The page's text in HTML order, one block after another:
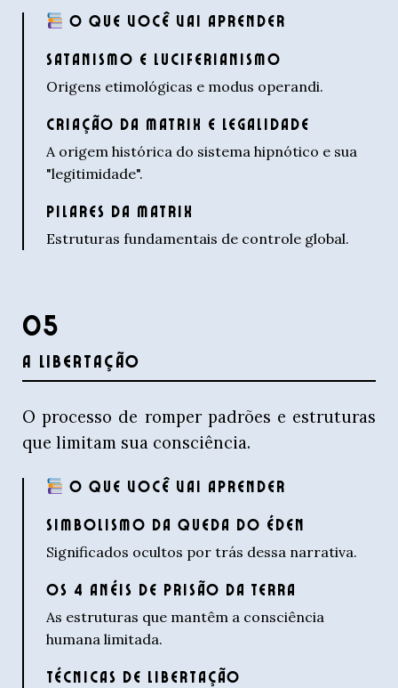
O QUE VOCÊ VAI APRENDER
SATANISMO E LUCIFERIANISMO
Origens etimológicas e modus operandi.
CRIAÇÃO DA MATRIX E LEGALIDADE
A origem histórica do sistema hipnótico e sua
"legitimidade".
PILARES DA MATRIX
Estruturas fundamentais de controle global.
05
A LIBERTAÇÃO
O processo de romper padrões e estruturas
que limitam sua consciência.
O QUE VOCÊ VAI APRENDER
SIMBOLISMO DA QUEDA DO ÉDEN
Significados ocultos por trás dessa narrativa.
OS 4 ANÉIS DE PRISÃO DA TERRA
As estruturas que mantêm a consciência
humana limitada.
TÉCNICAS DE LIBERTAÇÃO